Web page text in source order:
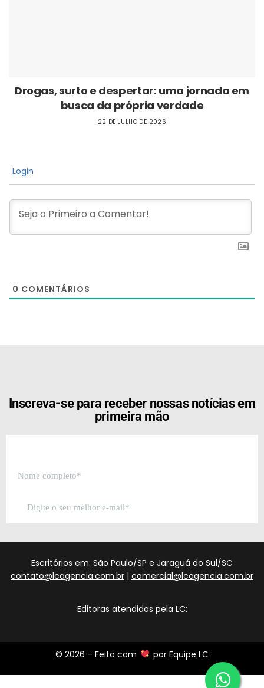
Drogas, surto e despertar: uma jornada em
busca da própria verdade
22 DE JULHO DE 2026
Login
0 COMENTÁRIOS
Inscreva-se para receber nossas notícias em
primeira mão
Escritórios em: São Paulo/SP e Jaraguá do Sul/SC
contato@lcagencia.com.br | comercial@lcagencia.com.br
Editoras atendidas pela LC:
© 2026 – Feito com por Equipe LC